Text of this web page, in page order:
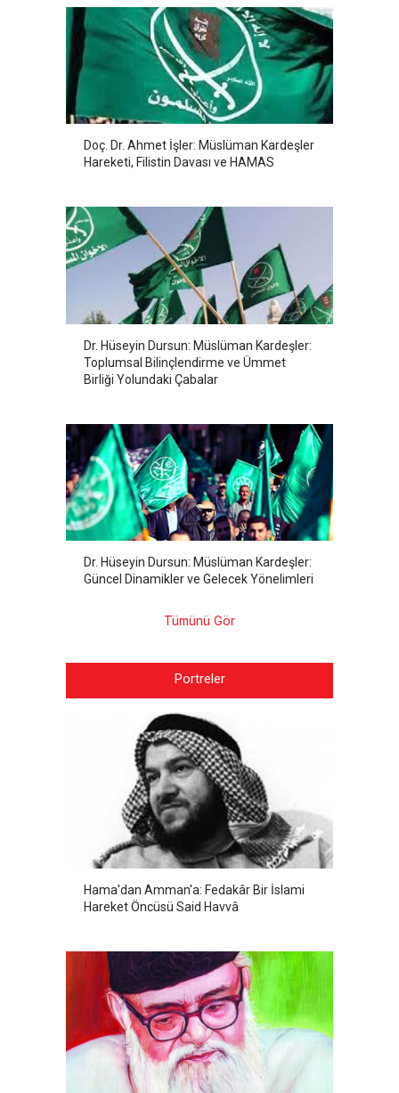
Doç. Dr. Ahmet İşler: Müslüman Kardeşler
Hareketi, Filistin Davası ve HAMAS
Dr. Hüseyin Dursun: Müslüman Kardeşler:
Toplumsal Bilinçlendirme ve Ümmet
Birliği Yolundaki Çabalar
Dr. Hüseyin Dursun: Müslüman Kardeşler:
Güncel Dinamikler ve Gelecek Yönelimleri
Tümünü Gör
Portreler
Hama'dan Amman'a: Fedakâr Bir İslami
Hareket Öncüsü Said Havvâ